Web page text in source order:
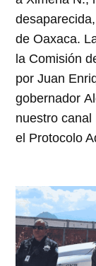
de Oaxaca.
la Comisión
por Juan
gobernador
nuestro
el Protocolo